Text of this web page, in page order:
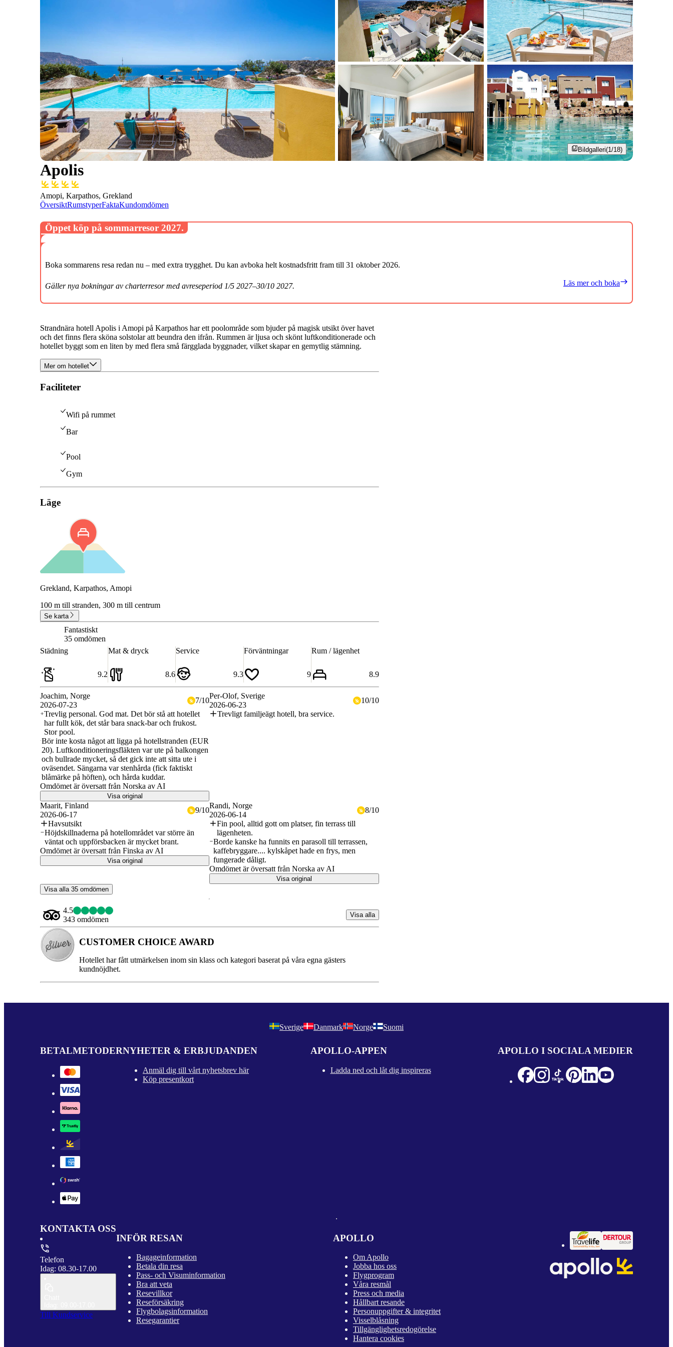
Bildgalleri(1/18)
Apolis
Amopi, Karpathos, Grekland
ÖversiktRumstyperFaktaKundomdömen
Strandnära hotell Apolis i Amopi på Karpathos har ett poolområde som bjuder på magisk utsikt över havet
och det finns flera sköna solstolar att beundra den ifrån. Rummen är ljusa och skönt luftkonditionerade och
hotellet byggt som en liten by med flera små färgglada byggnader, vilket skapar en gemytlig stämning.
Mer om hotellet
Faciliteter
Wifi på rummet
Bar
Pool
Gym
Läge
Grekland, Karpathos, Amopi
100 m till stranden, 300 m till centrum
Se karta
Fantastiskt
35 omdömen
Städning
9.2
Mat & dryck
8.6
Service
9.3
Förväntningar
9
Rum / lägenhet
8.9
Joachim, Norge
2026-07-23
7/10
Trevlig personal. God mat. Det bör stå att hotellet
har fullt kök, det står bara snack-bar och frukost.
Stor pool.
Bör inte kosta något att ligga på hotellstranden (EUR
20). Luftkonditioneringsfläkten var ute på balkongen
och bullrade mycket, så det gick inte att sitta ute i
oväsendet. Sängarna var stenhårda (fick faktiskt
blåmärke på höften), och hårda kuddar.
Omdömet är översatt från Norska av AI
Visa original
Per-Olof, Sverige
2026-06-23
10/10
Trevligt familjeägt hotell, bra service.
Maarit, Finland
2026-06-17
9/10
Havsutsikt
Höjdskillnaderna på hotellområdet var större än
väntat och uppförsbacken är mycket brant.
Omdömet är översatt från Finska av AI
Visa original
Randi, Norge
2026-06-14
8/10
Fin pool, alltid gott om platser, fin terrass till
lägenheten.
Borde kanske ha funnits en parasoll till terrassen,
kaffebryggare.... kylskåpet hade en frys, men
fungerade dåligt.
Omdömet är översatt från Norska av AI
Visa original
Visa alla 35 omdömen
4.5
343 omdömen
Visa alla
CUSTOMER CHOICE AWARD
Hotellet har fått utmärkelsen inom sin klass och kategori baserat på våra egna gästers
kundnöjdhet.
Öppet köp på sommarresor 2027.
Boka sommarens resa redan nu – med extra trygghet. Du kan avboka helt kostnadsfritt fram till 31 oktober 2026.
Gäller nya bokningar av charterresor med avreseperiod 1/5 2027–30/10 2027. Läs mer och boka
Sverige Danmark Norge Suomi
BETALMETODERNYHETER & ERBJUDANDEN
Anmäl dig till vårt nyhetsbrev här
Köp presentkort
APOLLO-APPEN
Ladda ned och låt dig inspireras
APOLLO I SOCIALA MEDIER
KONTAKTA OSS
Telefon
Idag: 08.30-17.00
Till Kundservice
INFÖR RESAN
Bagageinformation
Betala din resa
Pass- och Visuminformation
Bra att veta
Resevillkor
Reseförsäkring
Flygbolagsinformation
Resegarantier
APOLLO
Om Apollo
Jobba hos oss
Flygprogram
Våra resmål
Press och media
Hållbart resande
Personuppgifter & integritet
Visselblåsning
Tillgänglighetsredogörelse
Hantera cookies